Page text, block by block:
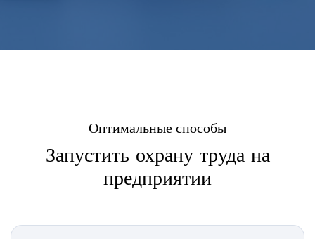
Оптимальные способы
Запустить охрану труда на
предприятии